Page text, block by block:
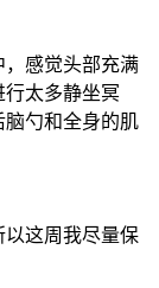
感觉头部充满
太多静坐冥
勺和全身的肌
以这周我尽量保